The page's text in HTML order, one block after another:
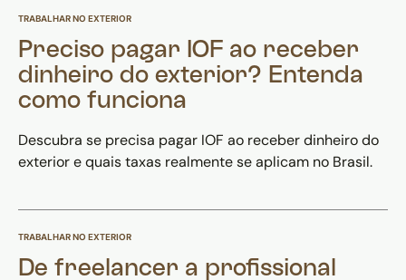
TRABALHAR NO EXTERIOR
Preciso pagar IOF ao receber
dinheiro do exterior? Entenda
como funciona
Descubra se precisa pagar IOF ao receber dinheiro do
exterior e quais taxas realmente se aplicam no Brasil.
TRABALHAR NO EXTERIOR
De freelancer a profissional